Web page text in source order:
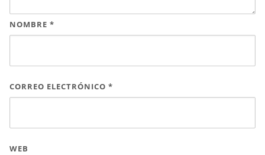
NOMBRE *
CORREO ELECTRÓNICO *
WEB